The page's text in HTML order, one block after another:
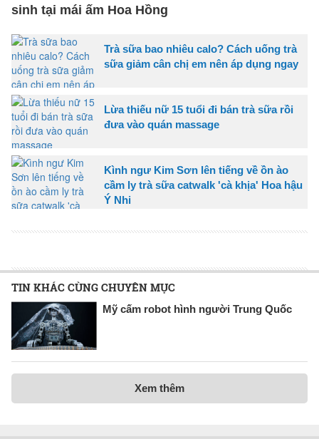
sinh tại mái ấm Hoa Hồng
Trà sữa bao nhiêu calo? Cách uống trà
sữa giảm cân chị em nên áp dụng ngay
Lừa thiếu nữ 15 tuổi đi bán trà sữa rồi
đưa vào quán massage
Kình ngư Kim Sơn lên tiếng về ồn ào
cầm ly trà sữa catwalk 'cà khịa' Hoa hậu
Ý Nhi
TIN KHÁC CÙNG CHUYÊN MỤC
Mỹ cấm robot hình người Trung Quốc
Xem thêm